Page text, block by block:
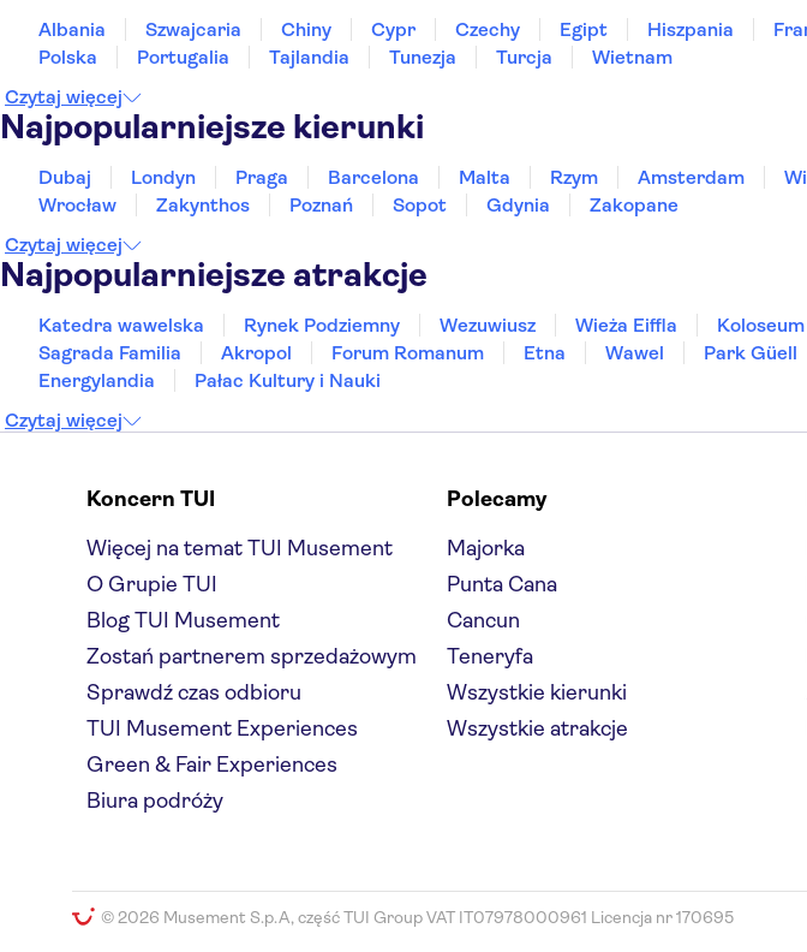
Albania Szwajcaria Chiny Cypr Czechy Egipt Hiszpania
Polska
Portugalia Tajlandia Tunezja Turcja
Wietnam
Czytaj więcej
Najpopularniejsze kierunki
Dubaj Londyn Praga Barcelona Malta Rzym Amsterdam
Wrocław
Zakynthos Poznań Sopot Gdynia
Zakopane
Czytaj więcej
Najpopularniejsze atrakcje
Katedra wawelska Rynek Podziemny Wezuwiusz Wieża Eiffla Koloseum
Sagrada Familia
Akropol Forum Romanum Etna Wawel Park Güell
Energylandia
Pałac Kultury i Nauki
Czytaj więcej
Koncern TUI
Więcej na temat TUI Musement
O Grupie TUI
Blog TUI Musement
Zostań partnerem sprzedażowym
Sprawdź czas odbioru
TUI Musement Experiences
Green & Fair Experiences
Biura podróży
Polecamy
Majorka
Punta Cana
Cancun
Teneryfa
Wszystkie kierunki
Wszystkie atrakcje
© 2026 Musement S.p.A, część TUI Group VAT IT07978000961 Licencja nr 170695